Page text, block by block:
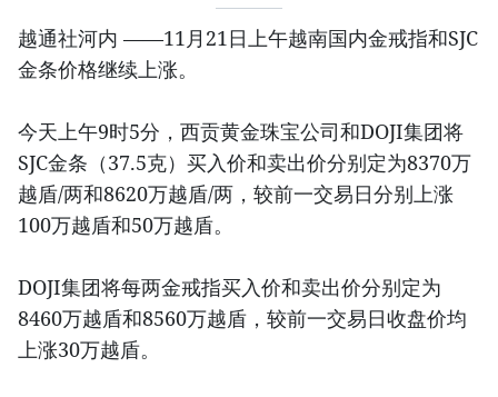
越通社河内 ——11月21日上午越南国内金戒指和SJC
金条价格继续上涨。
今天上午9时5分，西贡黄金珠宝公司和DOJI集团将
SJC金条（37.5克）买入价和卖出价分别定为8370万
越盾/两和8620万越盾/两，较前一交易日分别上涨
100万越盾和50万越盾。
DOJI集团将每两金戒指买入价和卖出价分别定为
8460万越盾和8560万越盾，较前一交易日收盘价均
上涨30万越盾。